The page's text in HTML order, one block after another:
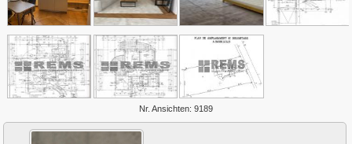
Nr. Ansichten: 9189